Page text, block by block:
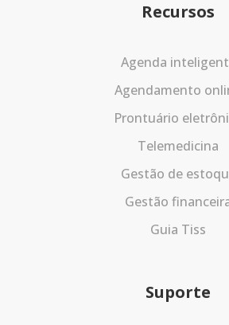
Recursos
Agenda
Agendamento
Prontuário
Telemedicina
Gestão de
Gestão
Guia Tiss
Suporte